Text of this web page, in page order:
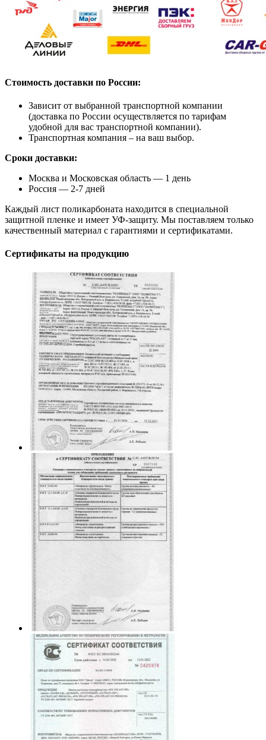
Стоимость доставки по России:
Зависит от выбранной транспортной компании
(доставка по России осуществляется по тарифам
удобной для вас транспортной компании).
Транспортная компания – на ваш выбор.
Сроки доставки:
Москва и Московская область — 1 день
Россия — 2-7 дней
Каждый лист поликарбоната находится в специальной
защитной пленке и имеет УФ-защиту. Мы поставляем только
качественный материал с гарантиями и сертификатами.
Сертификаты на продукцию